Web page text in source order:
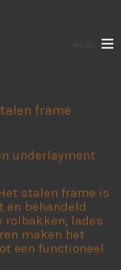
MENU
frame
underlayment
stalen frame is
en behandeld
rolbakken, lades
maken het
een functioneel